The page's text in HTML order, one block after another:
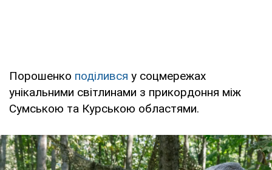
Порошенко поділився у соцмережах
унікальними світлинами з прикордоння між
Сумською та Курською областями.